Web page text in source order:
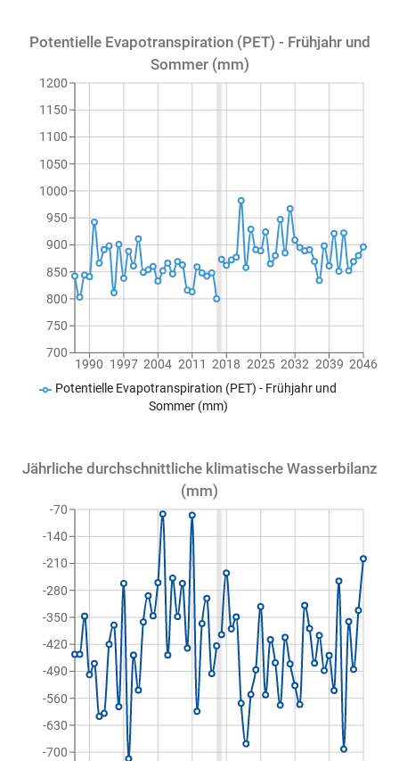
Potentielle Evapotranspiration (PET) - Frühjahr und
Sommer (mm)
1990 1997 2004 2011 2018 2025 2032 2039 2046
700
750
800
850
900
950
1000
1050
1100
1150
1200
Potentielle Evapotranspiration (PET) - Frühjahr und
Sommer (mm)
Jährliche durchschnittliche klimatische Wasserbilanz
(mm)
-700
-630
-560
-490
-420
-350
-280
-210
-140
-70